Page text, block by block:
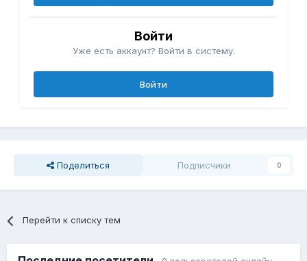
Войти
Уже есть аккаунт? Войти в систему.
Войти
Поделиться Подписчики 0
Перейти к списку тем